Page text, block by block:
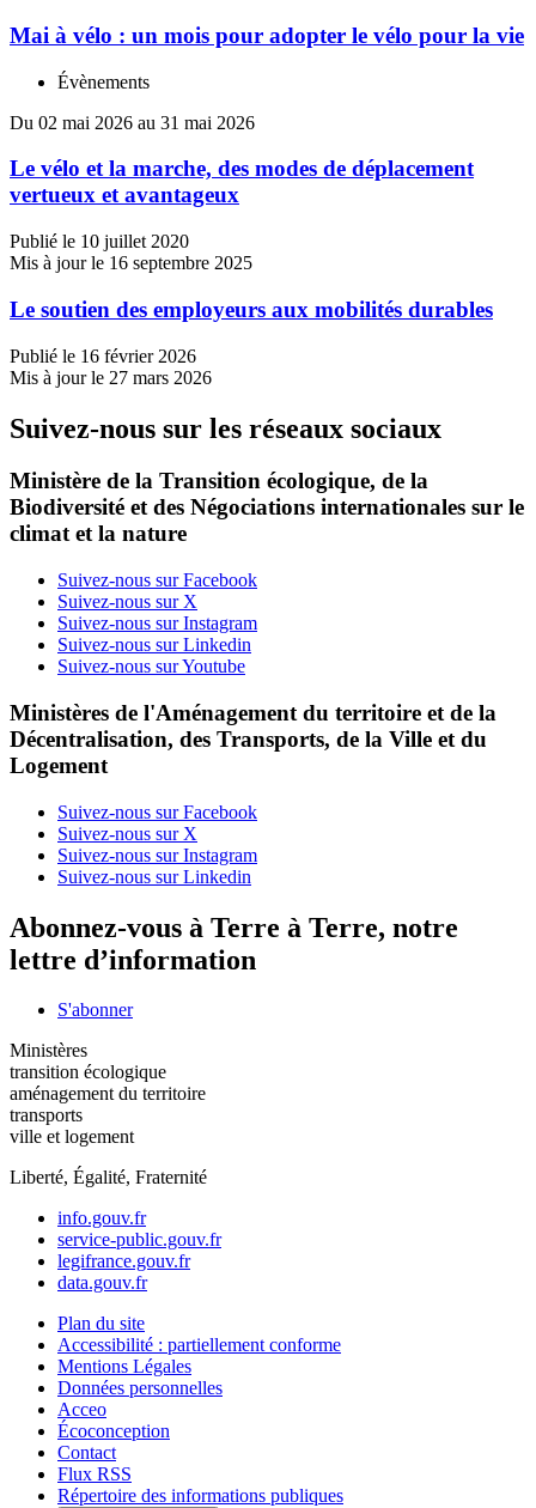
Mai à vélo : un mois pour adopter le vélo pour la vie
Évènements
Du 02 mai 2026 au 31 mai 2026
Le vélo et la marche, des modes de déplacement
vertueux et avantageux
Publié le 10 juillet 2020
Mis à jour le 16 septembre 2025
Le soutien des employeurs aux mobilités durables
Publié le 16 février 2026
Mis à jour le 27 mars 2026
Suivez-nous sur les réseaux sociaux
Ministère de la Transition écologique, de la
Biodiversité et des Négociations internationales sur le
climat et la nature
Suivez-nous sur Facebook
Suivez-nous sur X
Suivez-nous sur Instagram
Suivez-nous sur Linkedin
Suivez-nous sur Youtube
Ministères de l'Aménagement du territoire et de la
Décentralisation, des Transports, de la Ville et du
Logement
Suivez-nous sur Facebook
Suivez-nous sur X
Suivez-nous sur Instagram
Suivez-nous sur Linkedin
Abonnez-vous à Terre à Terre, notre
lettre d’information
S'abonner
Ministères
transition écologique
aménagement du territoire
transports
ville et logement
Liberté, Égalité, Fraternité
info.gouv.fr
service-public.gouv.fr
legifrance.gouv.fr
data.gouv.fr
Plan du site
Accessibilité : partiellement conforme
Mentions Légales
Données personnelles
Acceo
Écoconception
Contact
Flux RSS
Répertoire des informations publiques